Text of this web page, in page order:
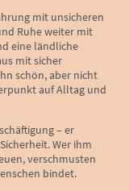
mit unsicheren
Ruhe weiter mit
eine ländliche
mit sicher
schön, aber nicht
auf Alltag und
– er
Wer ihm
verschmusten
bindet.